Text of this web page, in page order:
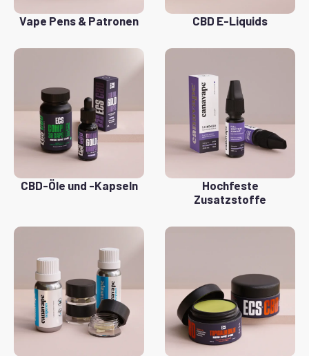
Vape Pens & Patronen CBD E-Liquids
CBD-Öle und -Kapseln
Hochfeste
Zusatzstoffe